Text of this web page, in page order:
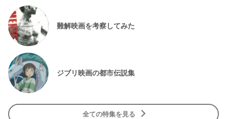
難解映画を考察してみた
ジブリ映画の都市伝説集
全ての特集を見る